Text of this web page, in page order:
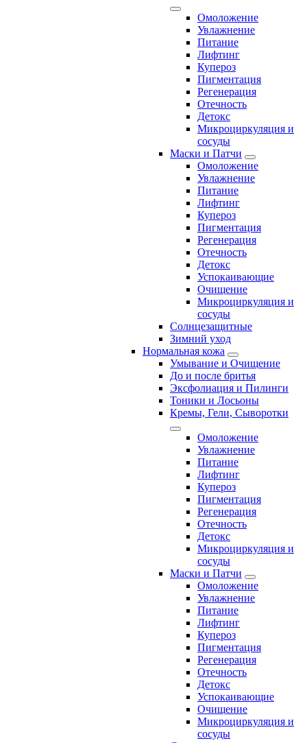
Омоложение
Увлажнение
Питание
Лифтинг
Купероз
Пигментация
Регенерация
Отечность
Детокс
Микроциркуляция и
сосуды
Маски и Патчи
Омоложение
Увлажнение
Питание
Лифтинг
Купероз
Пигментация
Регенерация
Отечность
Детокс
Успокаивающие
Очищение
Микроциркуляция и
сосуды
Солнцезащитные
Зимний уход
Нормальная кожа
Умывание и Очищение
До и после бритья
Эксфолиация и Пилинги
Тоники и Лосьоны
Кремы, Гели, Сыворотки
Омоложение
Увлажнение
Питание
Лифтинг
Купероз
Пигментация
Регенерация
Отечность
Детокс
Микроциркуляция и
сосуды
Маски и Патчи
Омоложение
Увлажнение
Питание
Лифтинг
Купероз
Пигментация
Регенерация
Отечность
Детокс
Успокаивающие
Очищение
Микроциркуляция и
сосуды